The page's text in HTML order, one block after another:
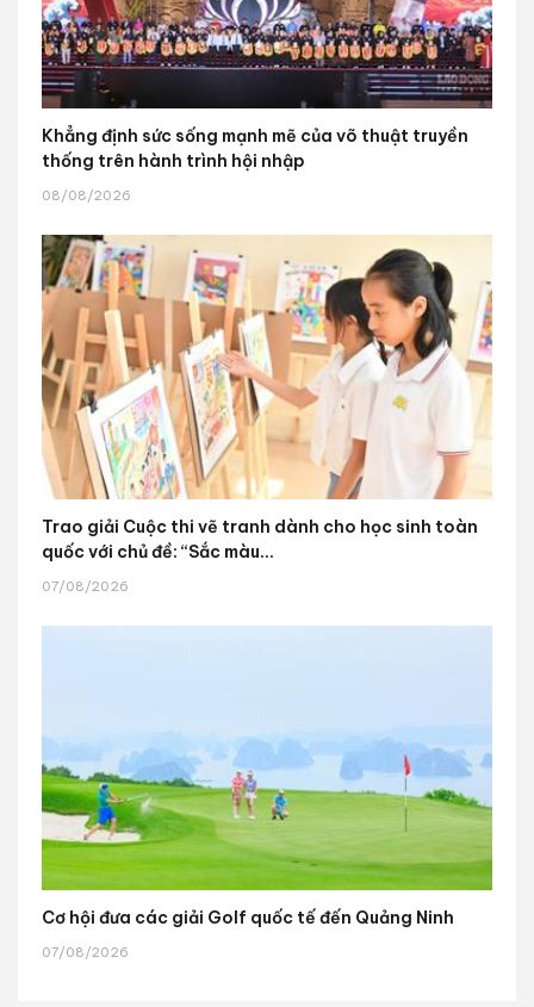
Khẳng định sức sống mạnh mẽ của võ thuật truyền
thống trên hành trình hội nhập
08/08/2026
Trao giải Cuộc thi vẽ tranh dành cho học sinh toàn
quốc với chủ đề: “Sắc màu...
07/08/2026
Cơ hội đưa các giải Golf quốc tế đến Quảng Ninh
07/08/2026